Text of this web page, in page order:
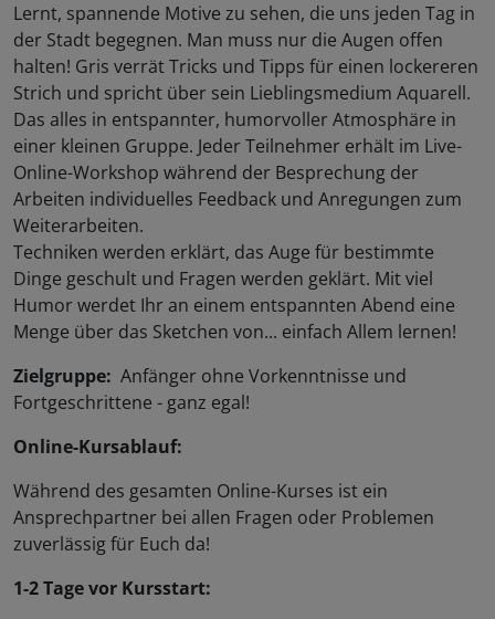
Lernt, spannende Motive zu sehen, die uns jeden Tag in
der Stadt begegnen. Man muss nur die Augen offen
halten! Gris verrät Tricks und Tipps für einen lockereren
Strich und spricht über sein Lieblingsmedium Aquarell.
Das alles in entspannter, humorvoller Atmosphäre in
einer kleinen Gruppe. Jeder Teilnehmer erhält im Live-
Online-Workshop während der Besprechung der
Arbeiten individuelles Feedback und Anregungen zum
Weiterarbeiten.
Techniken werden erklärt, das Auge für bestimmte
Dinge geschult und Fragen werden geklärt. Mit viel
Humor werdet Ihr an einem entspannten Abend eine
Menge über das Sketchen von... einfach Allem lernen!
Zielgruppe: Anfänger ohne Vorkenntnisse und
Fortgeschrittene - ganz egal!
Online-Kursablauf:
Während des gesamten Online-Kurses ist ein
Ansprechpartner bei allen Fragen oder Problemen
zuverlässig für Euch da!
1-2 Tage vor Kursstart: